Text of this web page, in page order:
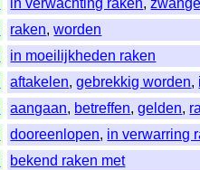
in verwachting raken,
raken,worden
in moeilijkheden raken
aftakelen,gebrekkig worden,
aangaan, betreffen,gelden,
dooreenlopen, in verwarring
bekend raken met